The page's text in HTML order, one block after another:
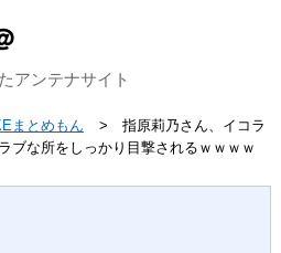
アンテナサイト
まとめもん
指原莉乃さん、イコラ
ブな所をしっかり目撃されるｗｗｗｗ